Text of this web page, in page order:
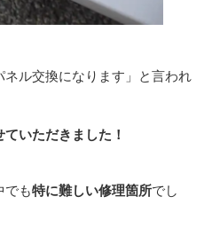
ル交換になります」と言われ
いただきました！
でも特に難しい修理箇所でし